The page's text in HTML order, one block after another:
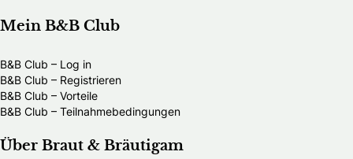
Mein B&B Club
B&B Club – Log in
B&B Club – Registrieren
B&B Club – Vorteile
B&B Club – Teilnahmebedingungen
Über Braut & Bräutigam